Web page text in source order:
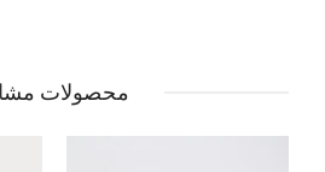
محصولات